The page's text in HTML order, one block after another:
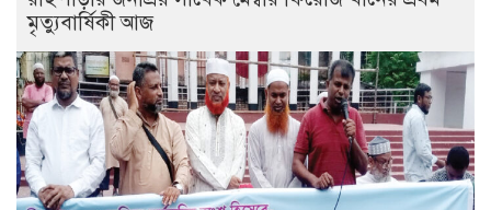
মৃত্যুবার্ষিকী আজ